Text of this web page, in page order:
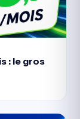
: le gros